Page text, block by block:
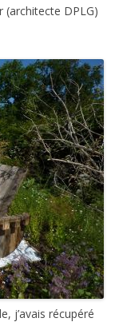
(architecte DPLG)
j’avais récupéré